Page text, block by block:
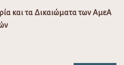
και τα Δικαιώματα των ΑμεΑ